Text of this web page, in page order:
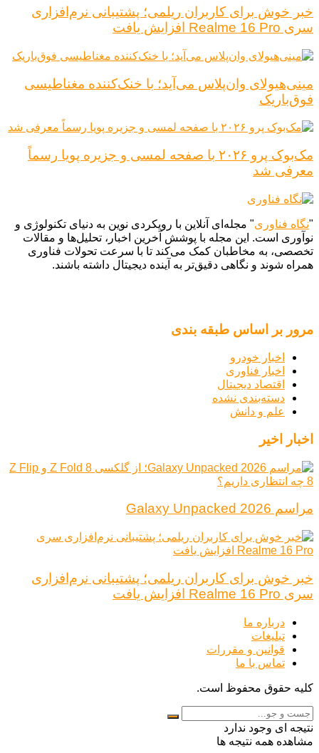
خبر خوش برای کاربران ریلمی؛ پشتیبانی نرم‌افزاری
سری Realme 16 Pro افزایش یافت
مینی‌هیولای وان‌پلاس می‌آید؛ با خنک‌کننده مغناطیسی
فوق‌باریک
مک‌بوک پرو ۲۰۲۶ با صفحه لمسی و جزیره پویا رسماً
معرفی شد
"نگاه فناوری" مجله‌ای آنلاین با رویکردی نوین به دنیای تکنولوژی و
نوآوری است. این مجله با پوشش آخرین اخبار، تحلیل‌ها و مقالات
تخصصی، به مخاطبان کمک می‌کند تا با سرعت تحولات فناوری
همراه شوند و نگاهی دقیق‌تر به آینده دیجیتال داشته باشند.
مرور بر اساس طبقه بندی
اخبار خودرو
اخبار فناوری
اقتصاد دیجیتال
دسته‌بندی نشده
علم و دانش
اخبار اخیر
مراسم Galaxy Unpacked 2026
خبر خوش برای کاربران ریلمی؛ پشتیبانی نرم‌افزاری
سری Realme 16 Pro افزایش یافت
درباره ما
تبلیغات
قوانین و مقررات
تماس با ما
کلیه حقوق محفوظ است.
نتیجه ای وجود ندارد
مشاهده همه نتیجه ها